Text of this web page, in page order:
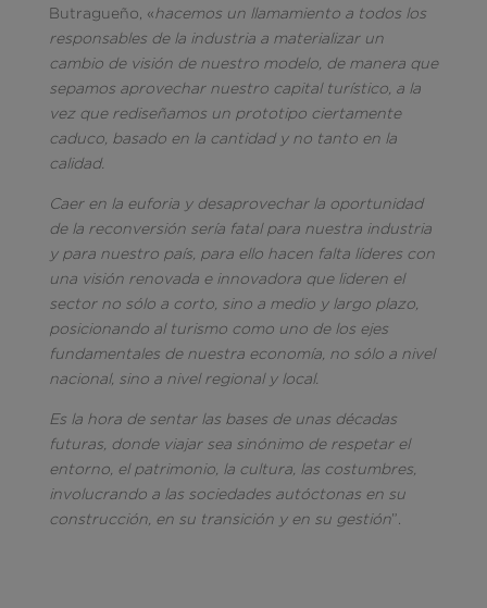
Butragueño, « hacemos un llamamiento a todos los
responsables de la industria a materializar un
cambio de visión de nuestro modelo, de manera que
sepamos aprovechar nuestro capital turístico, a la
vez que rediseñamos un prototipo ciertamente
caduco, basado en la cantidad y no tanto en la
calidad.
Caer en la euforia y desaprovechar la oportunidad
de la reconversión sería fatal para nuestra industria
y para nuestro país, para ello hacen falta líderes con
una visión renovada e innovadora que lideren el
sector no sólo a corto, sino a medio y largo plazo,
posicionando al turismo como uno de los ejes
fundamentales de nuestra economía, no sólo a nivel
nacional, sino a nivel regional y local.
Es la hora de sentar las bases de unas décadas
futuras, donde viajar sea sinónimo de respetar el
entorno, el patrimonio, la cultura, las costumbres,
involucrando a las sociedades autóctonas en su
construcción, en su transición y en su gestión”.